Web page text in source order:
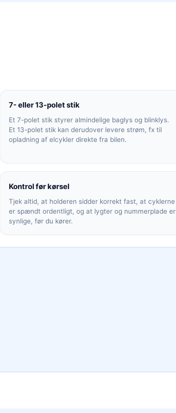
7- eller 13-polet stik
Et 7-polet stik styrer almindelige baglys og blinklys.
Et 13-polet stik kan derudover levere strøm, fx til
opladning af elcykler direkte fra bilen.
Kontrol før kørsel
Tjek altid, at holderen sidder korrekt fast, at cyklerne
er spændt ordentligt, og at lygter og nummerplade er
synlige, før du kører.